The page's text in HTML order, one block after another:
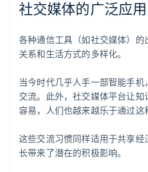
社交媒体的广泛应用
各种通信工具（如社交媒体）
关系和生活方式的多样化。
当今时代几乎人手一部智能手
交流。此外，社交媒体平台让
容易，人们也越来越乐于通过这
这些交流习惯同样适用于共享
长带来了潜在的积极影响。